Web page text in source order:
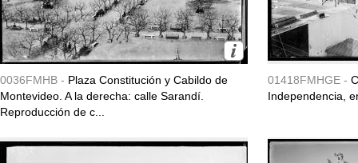
0036FMHB - Plaza Constitución y Cabildo de
Montevideo. A la derecha: calle Sarandí.
Reproducción de c...
01418FMHGE -
Independencia,